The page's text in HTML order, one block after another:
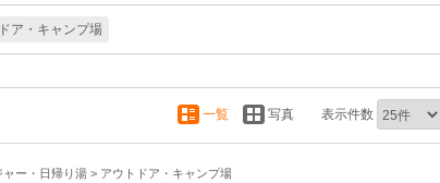
ア・キャンプ場
一覧 写真 表示件数
ャー・日帰り湯 > アウトドア・キャンプ場